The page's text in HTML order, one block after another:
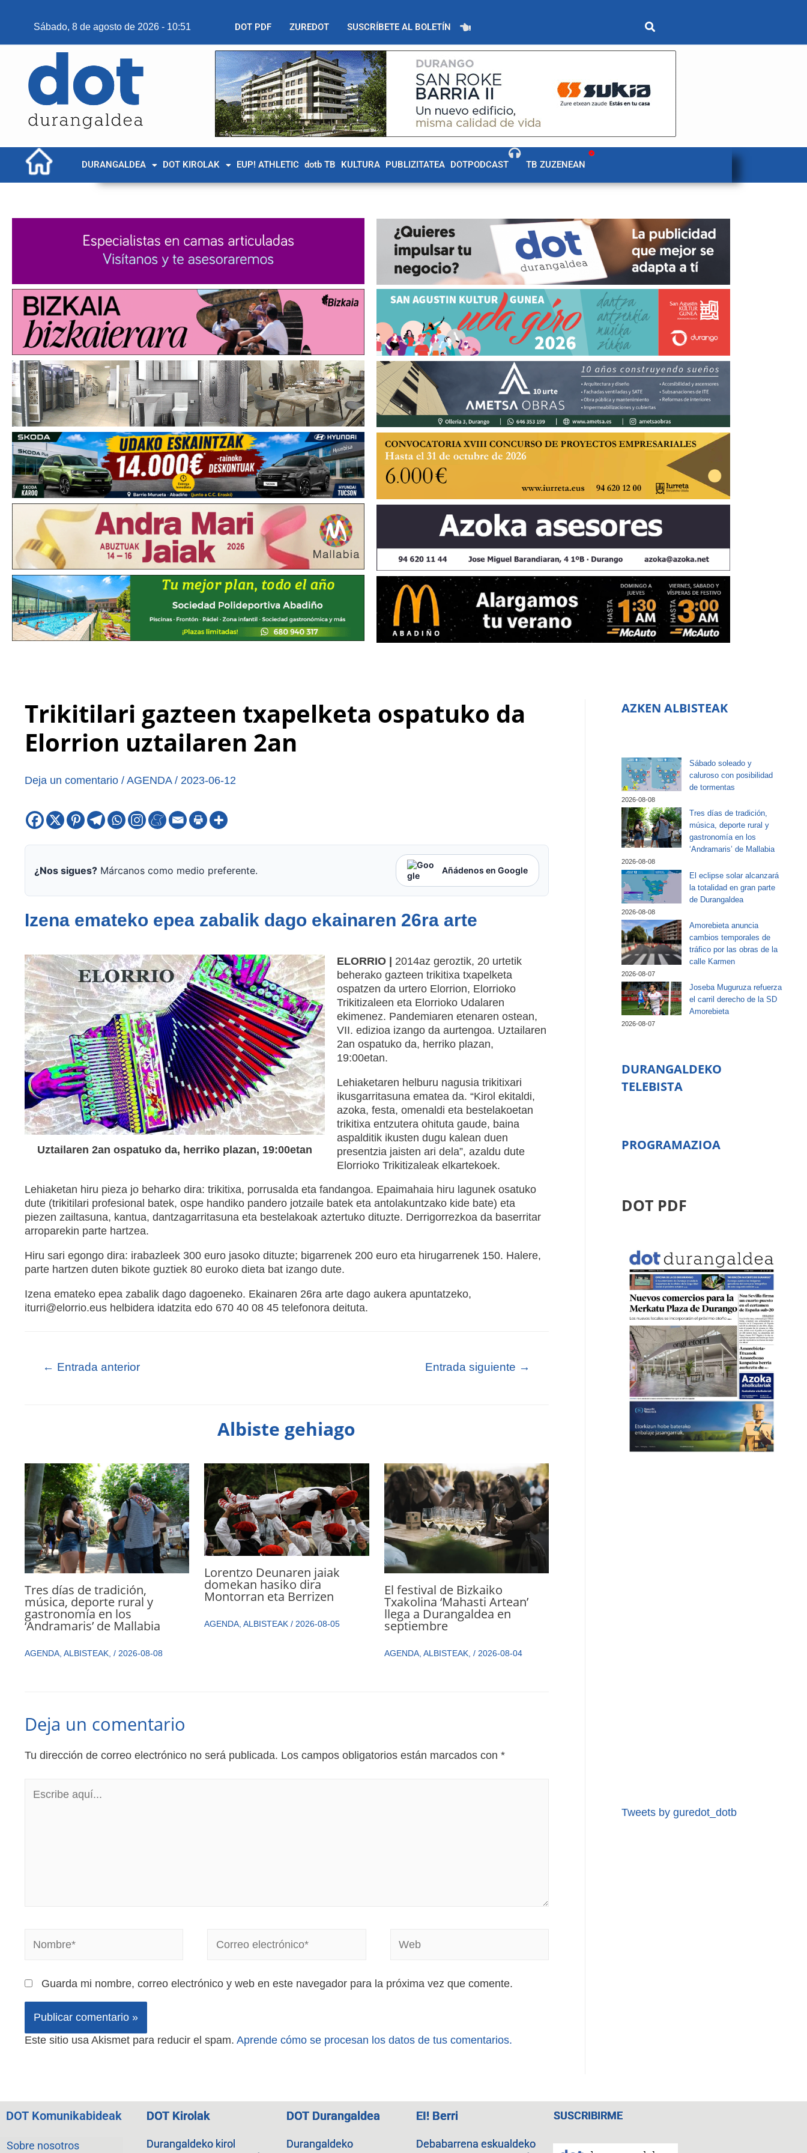
Sábado, 8 de agosto de 2026 - 10:51 DOT PDF ZUREDOT SUSCRÍBETE AL BOLETÍN
DURANGALDEA DOT KIROLAK EUP! ATHLETIC dotb TB KULTURA PUBLIZITATEA DOTPODCAST TB ZUZENEAN
Trikitilari gazteen txapelketa ospatuko da
Elorrion uztailaren 2an
Deja un comentario / AGENDA/ 2023-06-12
¿Nos sigues?Márcanos como medio preferente. Añádenos en Google
Izena emateko epea zabalik dago ekainaren 26ra arte
Uztailaren 2an ospatuko da, herriko plazan, 19:00etan
ELORRIO | 2014az geroztik, 20 urtetik
beherako gazteen trikitixa txapelketa
ospatzen da urtero Elorrion, Elorrioko
Trikitizaleen eta Elorrioko Udalaren
ekimenez. Pandemiaren etenaren ostean,
VII. edizioa izango da aurtengoa. Uztailaren
2an ospatuko da, herriko plazan,
19:00etan.
Lehiaketaren helburu nagusia trikitixari
ikusgarritasuna ematea da. “Kirol ekitaldi,
azoka, festa, omenaldi eta bestelakoetan
trikitixa entzutera ohituta gaude, baina
aspalditik ikusten dugu kalean duen
presentzia jaisten ari dela”, azaldu dute
Elorrioko Trikitizaleak elkartekoek.
Lehiaketan hiru pieza jo beharko dira: trikitixa, porrusalda eta fandangoa. Epaimahaia hiru lagunek osatuko
dute (trikitilari profesional batek, ospe handiko pandero jotzaile batek eta antolakuntzako kide bate) eta
piezen zailtasuna, kantua, dantzagarritasuna eta bestelakoak aztertuko dituzte. Derrigorrezkoa da baserritar
arroparekin parte hartzea.
Hiru sari egongo dira: irabazleek 300 euro jasoko dituzte; bigarrenek 200 euro eta hirugarrenek 150. Halere,
parte hartzen duten bikote guztiek 80 euroko dieta bat izango dute.
Izena emateko epea zabalik dago dagoeneko. Ekainaren 26ra arte dago aukera apuntatzeko,
iturri@elorrio.eus helbidera idatzita edo 670 40 08 45 telefonora deituta.
← Entrada anterior Entrada siguiente →
Albiste gehiago
Tres días de tradición,
música, deporte rural y
gastronomía en los
‘Andramaris’ de Mallabia
AGENDA, ALBISTEAK, / 2026-08-08
Lorentzo Deunaren jaiak
domekan hasiko dira
Montorran eta Berrizen
AGENDA ,ALBISTEAK / 2026-08-05
El festival de Bizkaiko
Txakolina ‘Mahasti Artean’
llega a Durangaldea en
septiembre
AGENDA, ALBISTEAK, / 2026-08-04
Deja un comentario
Tu dirección de correo electrónico no será publicada. Los campos obligatorios están marcados con *
Guarda mi nombre, correo electrónico y web en este navegador para la próxima vez que comente.
Este sitio usa Akismet para reducir el spam. Aprende cómo se procesan los datos de tus comentarios.
AZKEN ALBISTEAK
Sábado soleado y
caluroso con posibilidad
de tormentas
2026-08-08
Tres días de tradición,
música, deporte rural y
gastronomía en los
‘Andramaris’ de Mallabia
2026-08-08
El eclipse solar alcanzará
la totalidad en gran parte
de Durangaldea
2026-08-08
Amorebieta anuncia
cambios temporales de
tráfico por las obras de la
calle Karmen
2026-08-07
Joseba Muguruza refuerza
el carril derecho de la SD
Amorebieta
2026-08-07
DURANGALDEKO
TELEBISTA
PROGRAMAZIOA
DOT PDF
Tweets by guredot_dotb
DOT Komunikabideak
Sobre nosotros
DOT Kirolak
Durangaldeko kirol
DOT Durangaldea
Durangaldeko
EI! Berri
Debabarrena eskualdeko
SUSCRIBIRME